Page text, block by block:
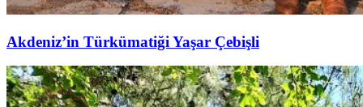
Akdeniz’in Türkümatiği Yaşar Çebişli